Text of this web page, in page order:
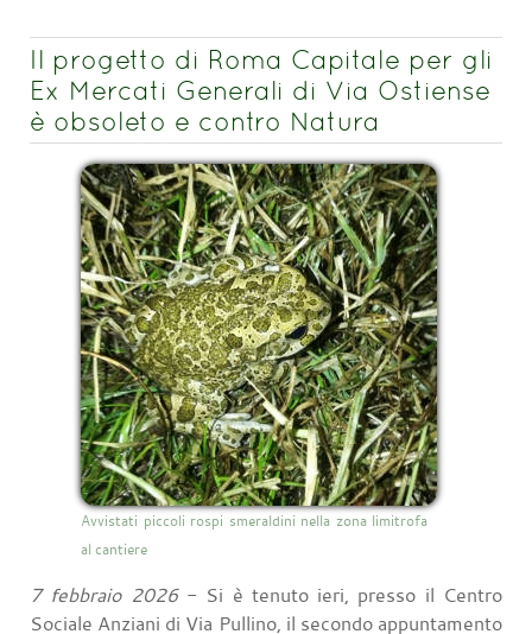
Il progetto di Roma Capitale per gli
Ex Mercati Generali di Via Ostiense
è obsoleto e contro Natura
Avvistati piccoli rospi smeraldini nella zona limitrofa
al cantiere
7 febbraio 2026- Si è tenuto ieri, presso il Centro
Sociale Anziani di Via Pullino, il secondo appuntamento